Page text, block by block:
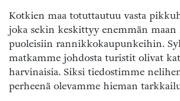
Kotkien maa totuttautuu vasta
joka sekin keskittyy enemmän maan
puoleisiin rannikkokaupunkeihin.
matkamme johdosta turistit olivat
harvinaisia. Siksi tiedostimme
perheenä olevamme hieman